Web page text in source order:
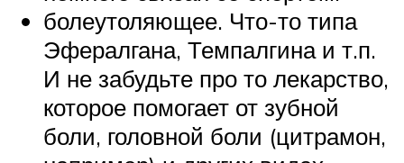
болеутоляющее. Что-то типа
Эфералгана, Темпалгина и т.п.
И не забудьте про то лекарство,
которое помогает от зубной
боли, головной боли (цитрамон,